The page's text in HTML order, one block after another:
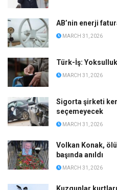
AB’nin enerji
MARCH 31, 2026
Türk-İş: Yoksulluk
MARCH 31, 2026
Sigorta şirketi
seçemeyecek
MARCH 31, 2026
Volkan Konak,
başında anıldı
MARCH 31, 2026